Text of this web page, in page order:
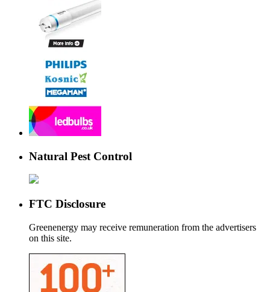
Natural Pest Control
FTC Disclosure
Greenenergy may receive remuneration from the advertisers
on this site.